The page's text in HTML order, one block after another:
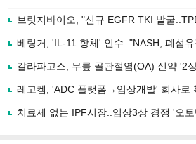
로
사
유
기
브릿지바이오, "신규 EGFR TKI 발굴
베링거, 'IL-11 항체' 인수.."NASH, 폐섬
갈라파고스, 무릎 골관절염(OA) 신약 '2
레고켐, 'ADC 플랫폼→임상개발' 회사로
치료제 없는 IPF시장..임상3상 경쟁 '오